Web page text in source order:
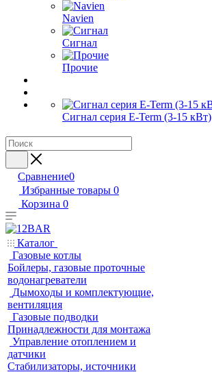
Navien
Сигнал
Прочие
Сигнал серия E-Term (3-15 кВт)
Сравнение0
Избранные товары 0
Корзина 0
Каталог
Газовые котлы
Бойлеры, газовые проточные
водонагреватели
Дымоходы и комплектующие,
вентиляция
Газовые подводки
Принадлежности для монтажа
Управление отоплением и
датчики
Стабилизаторы, источники